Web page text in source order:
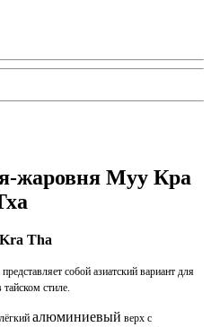
жаровня Муу Кра
Tha
собой азиатский вариант для
стиле.
алюминиевый верх с